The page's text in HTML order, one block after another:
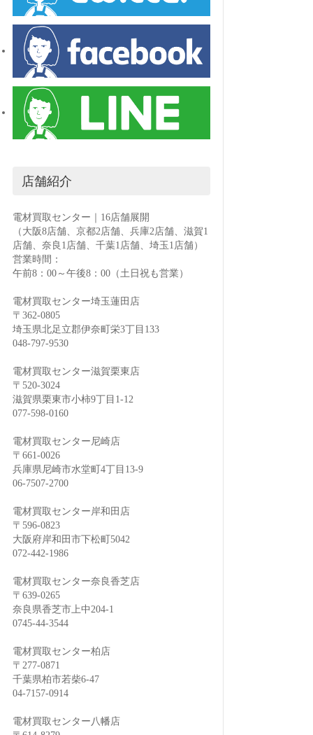
店舗紹介
電材買取センター｜16店舗展開
（大阪8店舗、京都2店舗、兵庫2店舗、滋賀1
店舗、奈良1店舗、千葉1店舗、埼玉1店舗）
営業時間：
午前8：00～午後8：00（土日祝も営業）
電材買取センター埼玉蓮田店
〒362-0805
埼玉県北足立郡伊奈町栄3丁目133
048-797-9530
電材買取センター滋賀栗東店
〒520-3024
滋賀県栗東市小柿9丁目1-12
077-598-0160
電材買取センター尼崎店
〒661-0026
兵庫県尼崎市水堂町4丁目13-9
06-7507-2700
電材買取センター岸和田店
〒596-0823
大阪府岸和田市下松町5042
072-442-1986
電材買取センター奈良香芝店
〒639-0265
奈良県香芝市上中204-1
0745-44-3544
電材買取センター柏店
〒277-0871
千葉県柏市若柴6-47
04-7157-0914
電材買取センター八幡店